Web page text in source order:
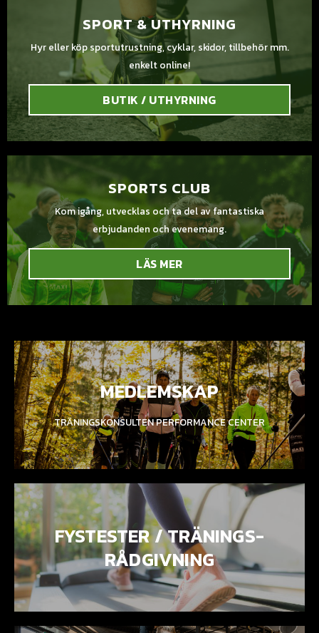
SPORT & UTHYRNING
Hyr eller köp sportutrustning, cyklar, skidor, tillbehör mm.
enkelt online!
BUTIK / UTHYRNING
SPORTS CLUB
Kom igång, utvecklas och ta del av fantastiska
erbjudanden och evenemang.
LÄS MER
MEDLEMSKAP
TRÄNINGSKONSULTEN PERFORMANCE CENTER
FYSTESTER / TRÄNINGS-
RÅDGIVNING